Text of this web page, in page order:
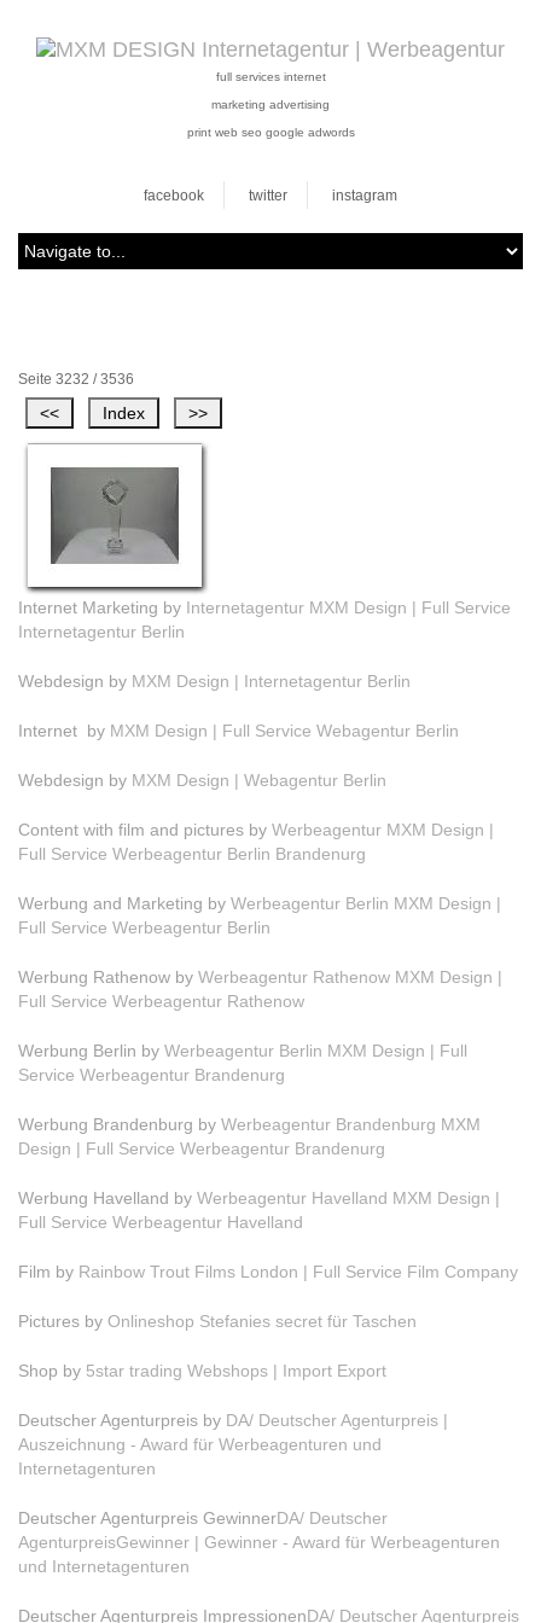
full services internet
marketing advertising
print web seo google adwords
facebook twitter instagram
Seite 3232 / 3536
Internet Marketing by Internetagentur MXM Design | Full Service
Internetagentur Berlin
Webdesign by MXM Design | Internetagentur Berlin
Internet by MXM Design | Full Service Webagentur Berlin
Webdesign by MXM Design | Webagentur Berlin
Content with film and pictures by Werbeagentur MXM Design |
Full Service Werbeagentur Berlin Brandenurg
Werbung and Marketing by Werbeagentur Berlin MXM Design |
Full Service Werbeagentur Berlin
Werbung Rathenow by Werbeagentur Rathenow MXM Design |
Full Service Werbeagentur Rathenow
Werbung Berlin by Werbeagentur Berlin MXM Design | Full
Service Werbeagentur Brandenurg
Werbung Brandenburg by Werbeagentur Brandenburg MXM
Design | Full Service Werbeagentur Brandenurg
Werbung Havelland by Werbeagentur Havelland MXM Design |
Full Service Werbeagentur Havelland
Film by Rainbow Trout Films London | Full Service Film Company
Pictures by Onlineshop Stefanies secret für Taschen
Shop by 5star trading Webshops | Import Export
Deutscher Agenturpreis by DA/ Deutscher Agenturpreis |
Auszeichnung - Award für Werbeagenturen und
Internetagenturen
Deutscher Agenturpreis GewinnerDA/ Deutscher
AgenturpreisGewinner | Gewinner - Award für Werbeagenturen
und Internetagenturen
Deutscher Agenturpreis ImpressionenDA/ Deutscher Agenturpreis